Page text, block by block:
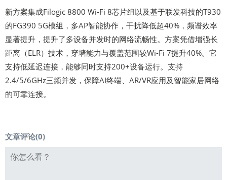
新方案集成Filogic 8800 Wi-Fi 8芯片组以及基于联发科技的T930
的FG390 5G模组，多AP智能协作，干扰降低超40%，频谱效率
显著提升，提升了多设备并发时的网络流畅性。方案凭借增强长
距离（ELR）技术，穿墙能力与覆盖范围较Wi-Fi 7提升40%。它
支持低延迟连接，能够同时支持200+设备运行。支持
2.4/5/6GHz三频并发，保障AI终端、AR/VR应用及智能家居网络
的可靠连接。
文章评论(0)